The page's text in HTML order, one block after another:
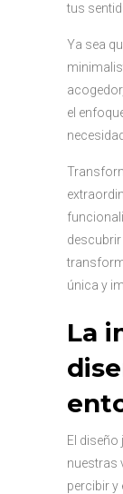
tus
Ya sea
el
única y
La
El diseño
nuestras
percibir y